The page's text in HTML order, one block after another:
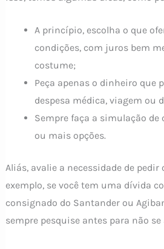
A princípio, escolha o que
condições, com juros bem
costume;
Peça apenas o dinheiro que
despesa médica, viagem ou
Sempre faça a simulação
ou mais opções.
Aliás, avalie a necessidade de pedir
exemplo, se você tem uma dívida
consignado do Santander ou
sempre pesquise antes para não se